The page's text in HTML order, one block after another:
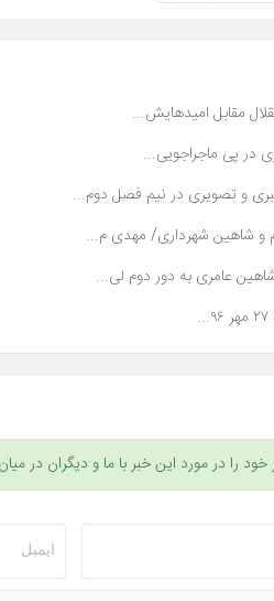
مقابل امیدهایش...
در پی ماجراجویی...
و تصویری در نیم فصل دوم...
و شاهین شهرداری/ مهدی م...
عامری به دور دوم لی...
خود را در مورد این خبر با ما و دیگران در